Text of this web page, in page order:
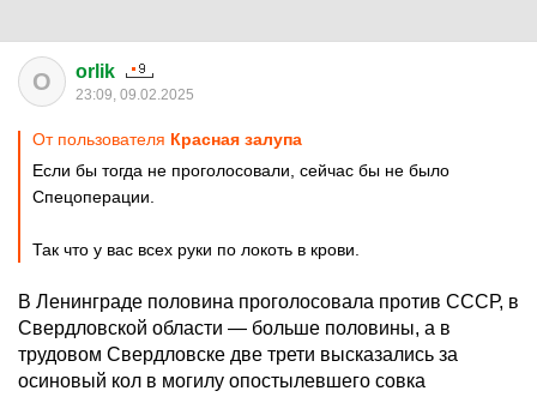
O orlik
23:09, 09.02.2025
От пользователя Красная залупа
Если бы тогда не проголосовали, сейчас бы не было
Спецоперации.
Так что у вас всех руки по локоть в крови.
В Ленинграде половина проголосовала против СССР, в
Свердловской области — больше половины, а в
трудовом Свердловске две трети высказались за
осиновый кол в могилу опостылевшего совка